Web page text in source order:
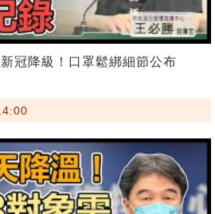
冠降級！口罩鬆綁細節公布